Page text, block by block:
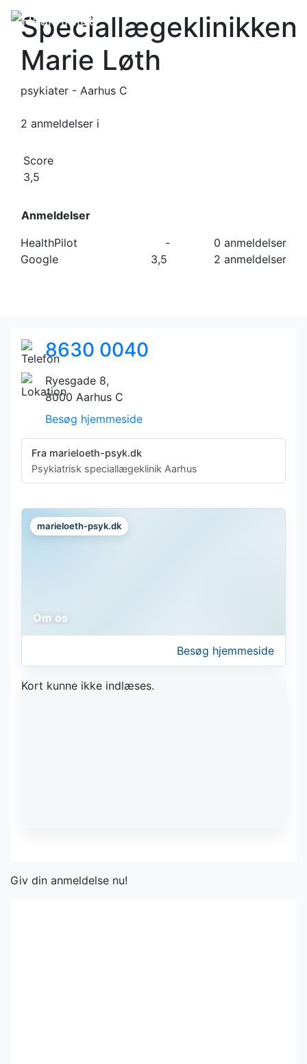
Speciallægeklinikken
Marie Løth
psykiater - Aarhus C
2 anmeldelser i
Score
3,5
Anmeldelser
HealthPilot
-
0 anmeldelser
Google
3,5 2 anmeldelser
8630 0040
Ryesgade 8,
8000 Aarhus C
Besøg hjemmeside
Fra marieloeth-psyk.dk
Psykiatrisk speciallægeklinik Aarhus
marieloeth-psyk.dk
Om os
Besøg hjemmeside
Kort kunne ikke indlæses.
Giv din anmeldelse nu!